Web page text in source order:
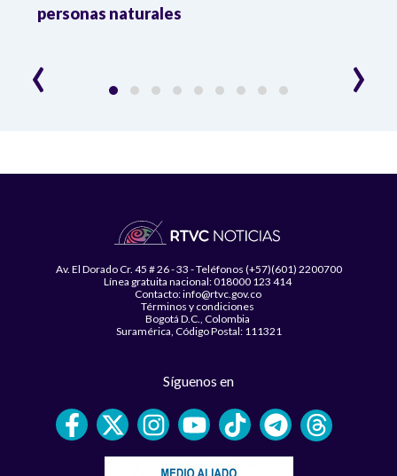
personas naturales
‹ ›
Av. El Dorado Cr. 45 # 26 - 33 - Teléfonos (+57)(601) 2200700
Línea gratuita nacional: 018000 123 414
Contacto: info@rtvc.gov.co
Términos y condiciones
Bogotá D.C., Colombia
Suramérica, Código Postal: 111321
Síguenos en